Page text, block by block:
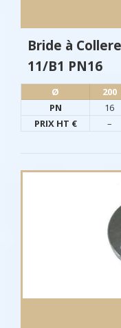
Bride à
11/B1 PN16
Ø​ 200
PN
16
PRIX HT €
–